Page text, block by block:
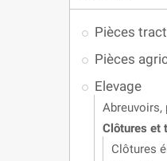
Pièces
Pièces
Elevage
Abreuvoirs,
Clôtures et
Clôtures